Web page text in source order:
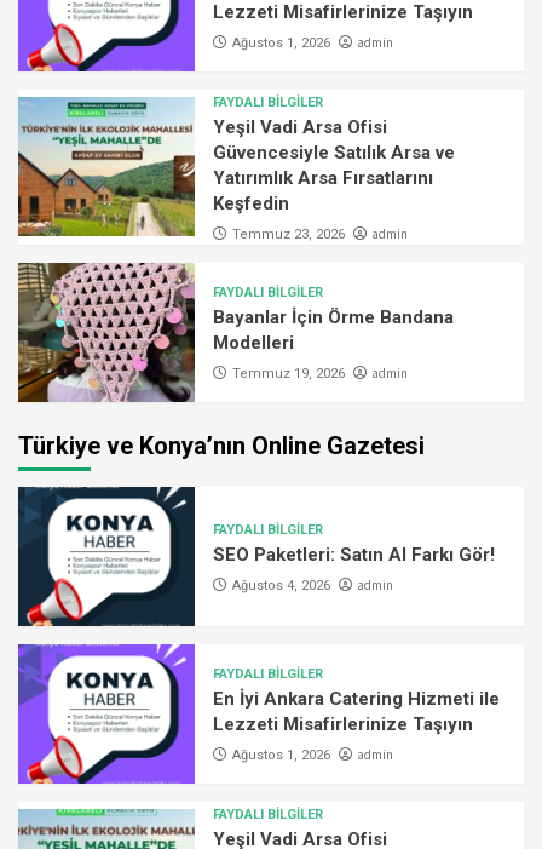
Lezzeti Misafirlerinize Taşıyın
Ağustos 1, 2026 admin
FAYDALI BİLGİLER
Yeşil Vadi Arsa Ofisi
Güvencesiyle Satılık Arsa ve
Yatırımlık Arsa Fırsatlarını
Keşfedin
Temmuz 23, 2026 admin
FAYDALI BİLGİLER
Bayanlar İçin Örme Bandana
Modelleri
Temmuz 19, 2026 admin
Türkiye ve Konya’nın Online Gazetesi
FAYDALI BİLGİLER
SEO Paketleri: Satın Al Farkı Gör!
Ağustos 4, 2026 admin
FAYDALI BİLGİLER
En İyi Ankara Catering Hizmeti ile
Lezzeti Misafirlerinize Taşıyın
Ağustos 1, 2026 admin
FAYDALI BİLGİLER
Yeşil Vadi Arsa Ofisi